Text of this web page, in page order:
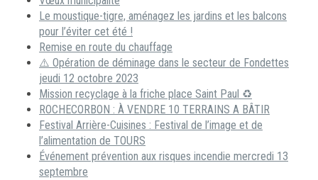
Le moustique-tigre, aménagez les jardins et les balcons
pour l’éviter cet été !
Remise en route du chauffage
⚠️ Opération de déminage dans le secteur de Fondettes
jeudi 12 octobre 2023
Mission recyclage à la friche place Saint Paul ♻️
ROCHECORBON : À VENDRE 10 TERRAINS A BÂTIR
Festival Arrière-Cuisines : Festival de l’image et de
l’alimentation de TOURS
Événement prévention aux risques incendie mercredi 13
septembre